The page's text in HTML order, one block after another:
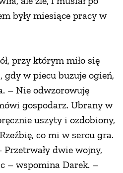
były miesiące pracy w
przy którym miło się
gdy w piecu buzuje ogień,
– Nie odwzorowuję
gospodarz. Ubrany w
uszyty i ozdobiony,
co mi w sercu gra.
dwie wojny,
– wspomina Darek. –